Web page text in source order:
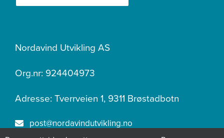
Nordavind Utvikling AS
Org.nr: 924404973
Adresse: Tverrveien 1, 9311 Brøstadbotn
post@nordavindutvikling.no